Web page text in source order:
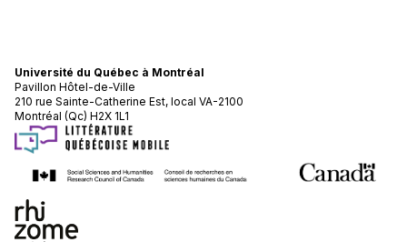
Université du Québec à Montréal
Pavillon Hôtel-de-Ville
210 rue Sainte-Catherine Est, local VA-2100
Montréal (Qc) H2X 1L1